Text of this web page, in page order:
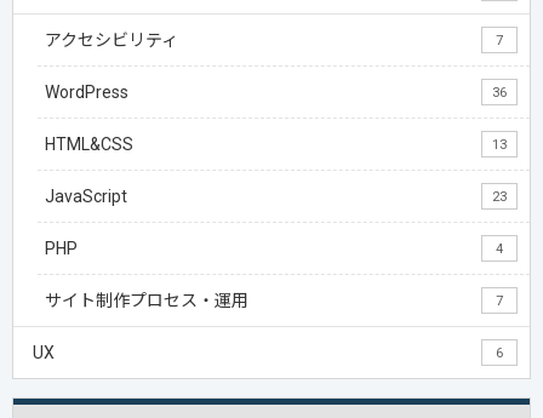
アクセシビリティ 7
WordPress 36
HTML&CSS 13
JavaScript 23
PHP 4
サイト制作プロセス・運用 7
UX 6